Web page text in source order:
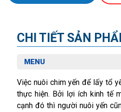
CHI TIẾT SẢN
MENU
Việc nuôi chim yến để lấy tổ
thực hiện. Bởi lợi ích kinh tế
cạnh đó thì người nuôi yến